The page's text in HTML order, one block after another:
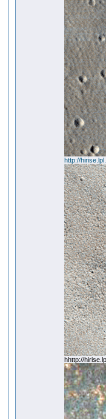
http://
hhttp://